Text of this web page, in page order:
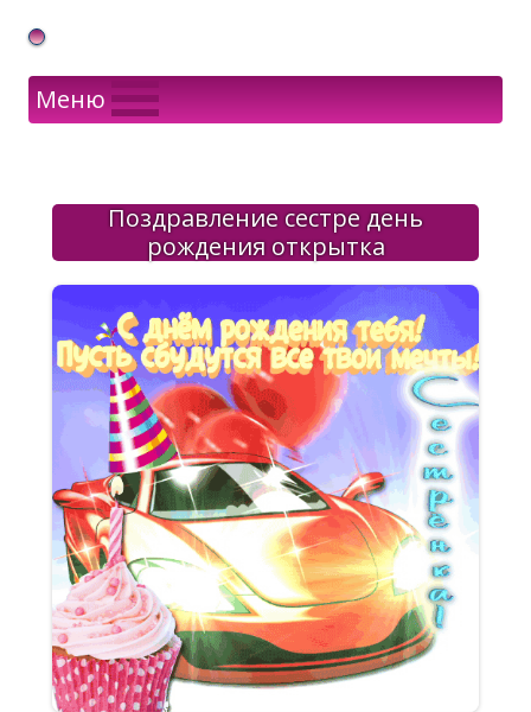
Gif Открытки в подарок
Меню
Поздравление сестре день
рождения открытка